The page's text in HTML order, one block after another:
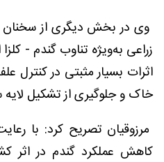
وی در بخش دیگری از سخنان
زراعی به‌ویژه تناوب گندم -
اثرات بسیار مثبتی در کنترل
خاک و جلوگیری از تشکیل
مرزوقیان تصریح کرد: با
کاهش عملکرد گندم در اثر